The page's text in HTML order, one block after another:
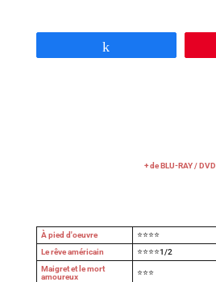
+ de BLU-RAY / DVD
À pied d'oeuvre ⭐⭐⭐⭐
Le rêve américain
⭐⭐⭐⭐1/2
Maigret et le mort
amoureux
⭐⭐⭐